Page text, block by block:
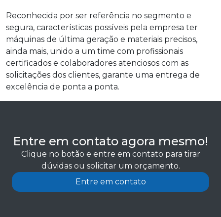
Reconhecida por ser referência no segmento e
segura, características possíveis pela empresa ter
máquinas de última geração e materiais precisos,
ainda mais, unido a um time com profissionais
certificados e colaboradores atenciosos com as
solicitações dos clientes, garante uma entrega de
excelência de ponta a ponta.
Entre em contato agora mesmo!
Clique no botão e entre em contato para tirar
dúvidas ou solicitar um orçamento.
Entre em contato